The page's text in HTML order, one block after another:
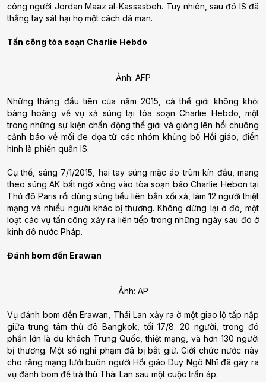
công người Jordan Maaz al-Kassasbeh. Tuy nhiên, sau đó IS đã
thẳng tay sát hại họ một cách dã man.
Tấn công tòa soạn Charlie Hebdo
Ảnh: AFP
Những tháng đầu tiên của năm 2015, cả thế giới không khỏi
bàng hoàng về vụ xả súng tại tòa soạn Charlie Hebdo, một
trong những sự kiện chấn động thế giới và gióng lên hồi chuông
cảnh báo về mối đe dọa từ các nhóm khủng bố Hồi giáo, điển
hình là phiến quân IS.
Cụ thể, sáng 7/1/2015, hai tay súng mặc áo trùm kín đầu, mang
theo súng AK bất ngờ xông vào tòa soạn báo Charlie Hebon tại
Thủ đô Paris rồi dùng súng tiểu liên bắn xối xả, làm 12 người thiệt
mạng và nhiều người khác bị thương. Không dừng lại ở đó, một
loạt các vụ tấn công xảy ra liên tiếp trong những ngày sau đó ở
kinh đô nước Pháp.
Đánh bom đền Erawan
Ảnh: AP
Vụ đánh bom đền Erawan, Thái Lan xảy ra ở một giao lộ tấp nập
giữa trung tâm thủ đô Bangkok, tối 17/8. 20 người, trong đó
phần lớn là du khách Trung Quốc, thiệt mạng, và hơn 130 người
bị thương. Một số nghi phạm đã bị bắt giữ. Giới chức nước này
cho rằng mạng lưới buôn người Hồi giáo Duy Ngô Nhĩ đã gây ra
vụ đánh bom để trả thù Thái Lan sau một cuộc trấn áp.